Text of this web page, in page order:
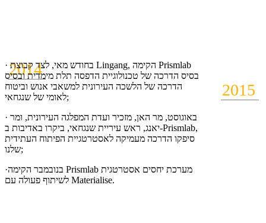
2014
2015
· בחודש מאי, לצד קבוצת Lingang, הקימה Prismlab
בסיס הדרכה של טכנולוגיית הדפסה תלת מימדית ובסיס
הדרכה של הלשכה העירונית למשאבי אנוש וביטוח
לאומי של שנגחאי;
· באוגוסט, מר האן, מזכיר ועדת המפלגה העירונית, ומר
יאנג, ראש עיריית שנגחאי, ביקרו באדיבות ב-Prismlab,
סיפקו הדרכה מעמיקה לאסטרטגיית הפיתוח העתידית
שלנו;
·בנובמבר הקימה Prismlab מערכת יחסים אסטרטגית
לשיתוף פעולה עם Materialise.